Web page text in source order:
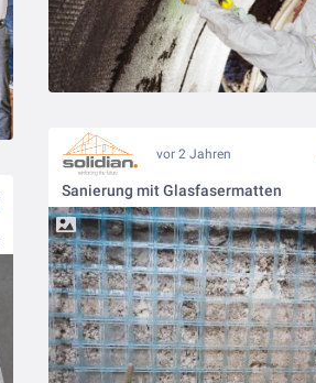
vor 2 Jahren
Sanierung mit Glasfasermatten